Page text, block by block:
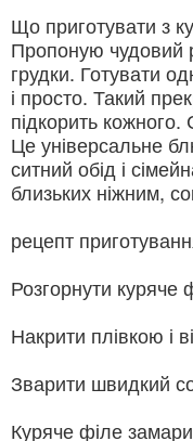
Що приготувати з
Пропоную чудовий
грудки. Готувати
і просто. Такий
підкорить
Це універсальне
ситний обід і
близьких ніжним,
рецепт
Розгорнути куряче
Накрити плівкою і
Зварити швидкий
Куряче філе